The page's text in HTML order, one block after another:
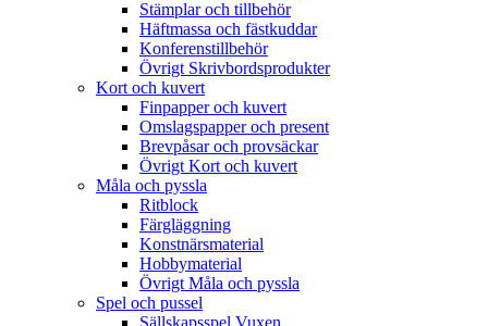
Stämplar och tillbehör
Häftmassa och fästkuddar
Konferenstillbehör
Övrigt Skrivbordsprodukter
Kort och kuvert
Finpapper och kuvert
Omslagspapper och present
Brevpåsar och provsäckar
Övrigt Kort och kuvert
Måla och pyssla
Ritblock
Färgläggning
Konstnärsmaterial
Hobbymaterial
Övrigt Måla och pyssla
Spel och pussel
Sällskapsspel Vuxen